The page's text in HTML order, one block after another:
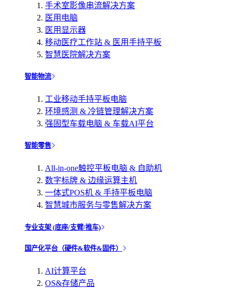
手术室影像串流解决方案
医用电脑
医用显示器
移动医疗工作站 & 医用手持平板
智慧医院解决方案
智能物流
工业移动手持平板电脑
环境感测 & 冷链管理解决方案
强固型车载电脑 & 车载AI平台
智能零售
All-in-one触控平板电脑 & 自助机
数字标牌 & 边缘运算主机
一体式POS机 & 手持平板电脑
智慧城市服务与零售解决方案
专业支架 (底座/支臂/推车)
国产化平台（硬件&软件&固件）
AI计算平台
OS&存储产品